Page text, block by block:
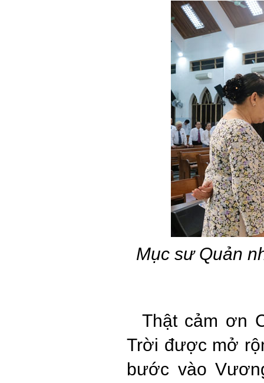
Mục sư Quản
Thật cảm ơn
Trời được mở
bước vào